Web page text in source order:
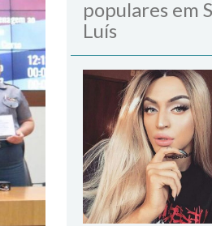
populares em
Luís